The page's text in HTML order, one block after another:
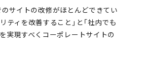
サイトの改修がほとんどできてい
ティを改善すること」と「社内でも
実現すべくコーポレートサイトの